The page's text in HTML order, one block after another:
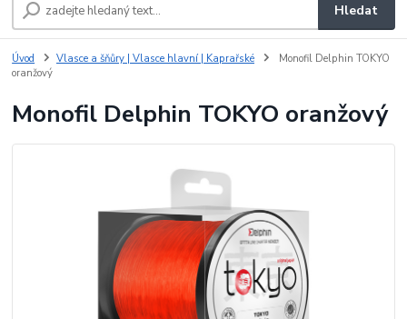
Hledat
Úvod Vlasce a šňůry | Vlasce hlavní | Kaprařské
Monofil Delphin TOKYO
oranžový
Monofil Delphin TOKYO oranžový